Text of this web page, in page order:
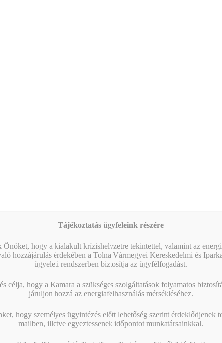
Tájékoztatás ügyfeleink részére
Önöket, hogy a kialakult krízishelyzetre tekintettel, valamint az
hozzájárulás érdekében a Tolna Vármegyei Kereskedelmi és
ügyeleti rendszerben biztosítja az ügyfélfogadást.
célja, hogy a Kamara a szükséges szolgáltatások folyamatos
járuljon hozzá az energiafelhasználás mérsékléséhez.
hogy személyes ügyintézés előtt lehetőség szerint érdeklődjenek
mailben, illetve egyeztessenek időpontot munkatársainkkal.